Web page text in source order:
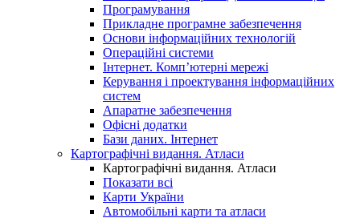
Програмування
Прикладне програмне забезпечення
Основи інформаційних технологій
Операційні системи
Інтернет. Комп’ютерні мережі
Керування і проектування інформаційних
систем
Апаратне забезпечення
Офісні додатки
Бази даних. Інтернет
Картографічні видання. Атласи
Картографічні видання. Атласи
Показати всі
Карти України
Автомобільні карти та атласи